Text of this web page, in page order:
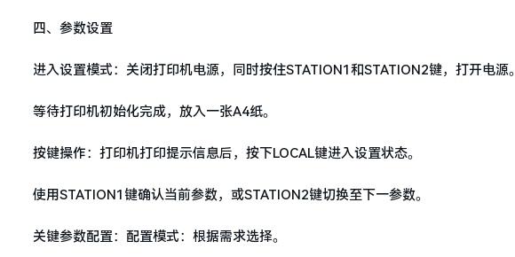
四、参数设置
进入设置模式：关闭打印机电源，同时按住STATION1和STATION2键，打开电源。
等待打印机初始化完成，放入一张A4纸。
按键操作：打印机打印提示信息后，按下LOCAL键进入设置状态。
使用STATION1键确认当前参数，或STATION2键切换至下一参数。
关键参数配置：配置模式：根据需求选择。